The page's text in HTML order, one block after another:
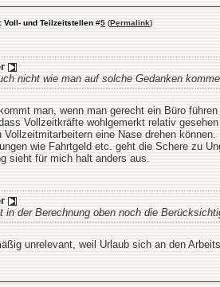
Voll- und Teilzeitstellen #5 (Permalink)
nicht wie man auf solche Gedanken
man, wenn man gerecht ein Büro
Vollzeitkräfte wohlgemerkt relativ
Vollzeitmitarbeitern eine Nase drehen können.
wie Fahrtgeld etc. geht die Schere zu
sieht für mich halt anders aus.
in der Berechnung oben noch die
unrelevant, weil Urlaub sich an den